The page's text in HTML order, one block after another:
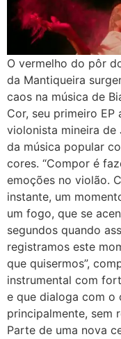
O vermelho do pôr
da Mantiqueira
caos na música de
Cor, seu primeiro
violonista mineira de
da música popular
cores. “Compor é
emoções no violão.
instante, um
um fogo, que se
segundos quando
registramos este
que quisermos”,
instrumental com
e que dialoga com o
principalmente, sem
Parte de uma nova